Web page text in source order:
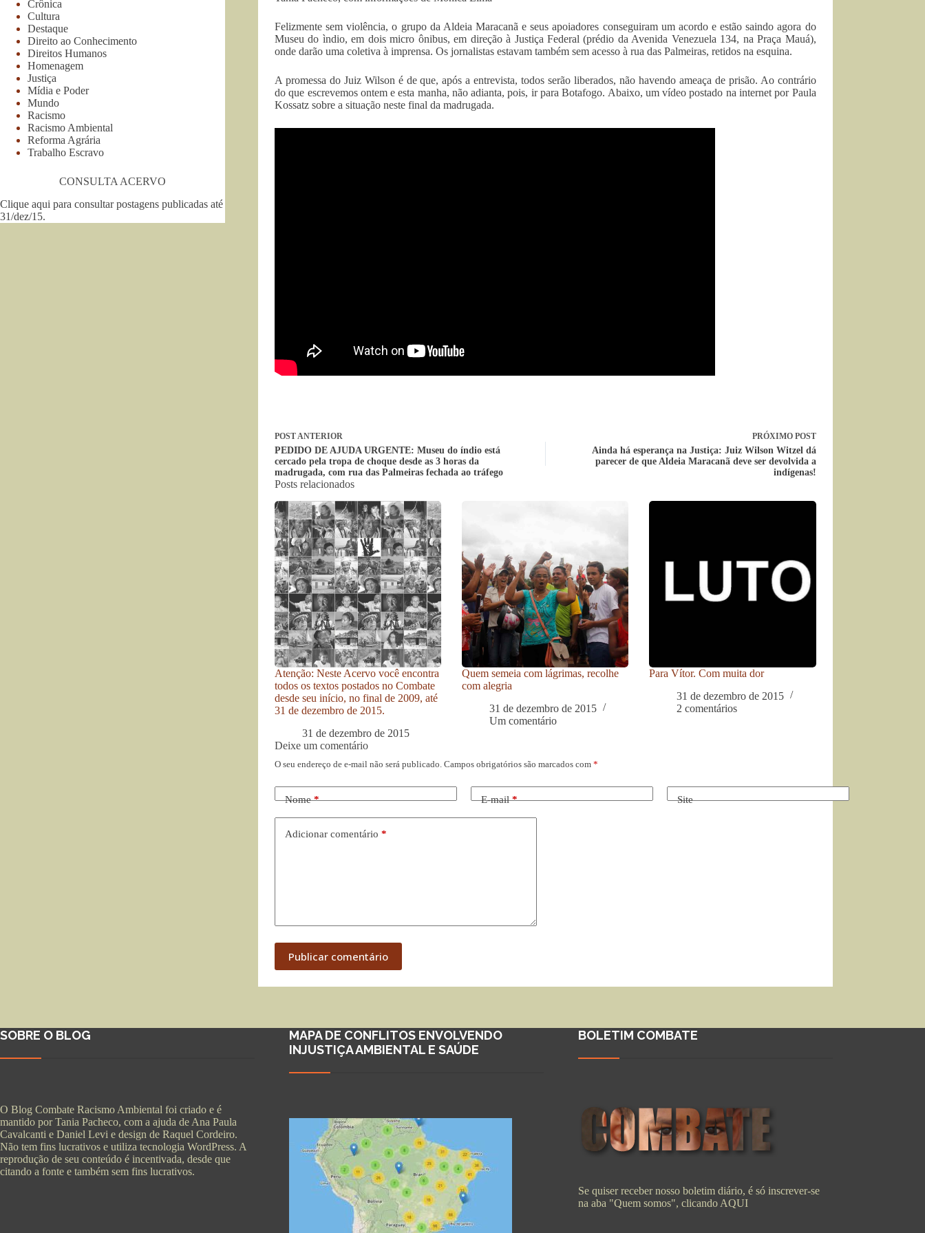
Felizmente sem violência, o grupo da Aldeia Maracanã e seus apoiadores conseguiram um acordo e estão saindo agora do
Museu do ìndio, em dois micro ônibus, em direção à Justiça Federal (prédio da Avenida Venezuela 134, na Praça Mauá),
onde darão uma coletiva à imprensa. Os jornalistas estavam também sem acesso à rua das Palmeiras, retidos na esquina.
A promessa do Juiz Wilson é de que, após a entrevista, todos serão liberados, não havendo ameaça de prisão. Ao contrário
do que escrevemos ontem e esta manha, não adianta, pois, ir para Botafogo. Abaixo, um vídeo postado na internet por Paula
Kossatz sobre a situação neste final da madrugada.
POSTANTERIOR
PEDIDO DE AJUDA URGENTE: Museu do índio está
cercado pela tropa de choque desde as 3 horas da
madrugada, com rua das Palmeiras fechada ao tráfego
PRÓXIMO POST
Ainda há esperança na Justiça: Juiz Wilson Witzel dá
parecer de que Aldeia Maracanã deve ser devolvida a
indígenas!
Posts relacionados
Atenção: Neste Acervo você encontra
todos os textos postados no Combate
desde seu início, no final de 2009, até
31 de dezembro de 2015.
31 de dezembro de 2015
Quem semeia com lágrimas, recolhe
com alegria
31 de dezembro de 2015
Um comentário
Para Vítor. Com muita dor
31 de dezembro de 2015
2 comentários
Deixe um comentário
O seu endereço de e-mail não será publicado. Campos obrigatórios são marcados com *
Nome* E-mail* Site
Adicionar comentário *
Publicar comentário
Crônica
Cultura
Destaque
Direito ao Conhecimento
Direitos Humanos
Homenagem
Justiça
Mídia e Poder
Mundo
Racismo
Racismo Ambiental
Reforma Agrária
Trabalho Escravo
CONSULTA ACERVO
Clique aqui para consultar postagens publicadas até
31/dez/15.
SOBRE O BLOG
O Blog Combate Racismo Ambiental foi criado e é
mantido por Tania Pacheco, com a ajuda de Ana Paula
Cavalcanti e Daniel Levi e design de Raquel Cordeiro.
Não tem fins lucrativos e utiliza tecnologia WordPress. A
reprodução de seu conteúdo é incentivada, desde que
citando a fonte e também sem fins lucrativos.
MAPA DE CONFLITOS ENVOLVENDO
INJUSTIÇA AMBIENTAL E SAÚDE
BOLETIM COMBATE
Se quiser receber nosso boletim diário, é só inscrever-se
na aba "Quem somos", clicando AQUI